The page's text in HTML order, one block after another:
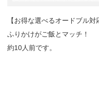
【お得な選べるオードブル
ふりかけがご飯とマッチ！
約10人前です。